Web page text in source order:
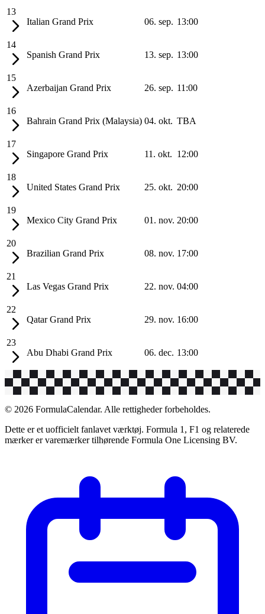
13
Italian Grand Prix
06. sep. 13:00
14
Spanish Grand Prix
13. sep. 13:00
15
Azerbaijan Grand Prix
26. sep. 11:00
16
Bahrain Grand Prix (Malaysia) 04. okt. TBA
17
Singapore Grand Prix
11. okt. 12:00
18
United States Grand Prix
25. okt. 20:00
19
Mexico City Grand Prix
01. nov. 20:00
20
Brazilian Grand Prix
08. nov. 17:00
21
Las Vegas Grand Prix
22. nov. 04:00
22
Qatar Grand Prix
29. nov. 16:00
23
Abu Dhabi Grand Prix
06. dec. 13:00
© 2026 FormulaCalendar. Alle rettigheder forbeholdes.
Dette er et uofficielt fanlavet værktøj. Formula 1, F1 og relaterede
mærker er varemærker tilhørende Formula One Licensing BV.